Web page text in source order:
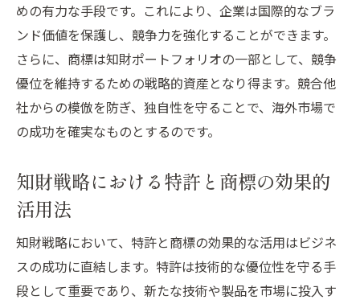
めの有力な手段です。これにより、企業は国際的なブラ
ンド価値を保護し、競争力を強化することができます。
さらに、商標は知財ポートフォリオの一部として、競争
優位を維持するための戦略的資産となり得ます。競合他
社からの模倣を防ぎ、独自性を守ることで、海外市場で
の成功を確実なものとするのです。
知財戦略における特許と商標の効果的
活用法
知財戦略において、特許と商標の効果的な活用はビジネ
スの成功に直結します。特許は技術的な優位性を守る手
段として重要であり、新たな技術や製品を市場に投入す